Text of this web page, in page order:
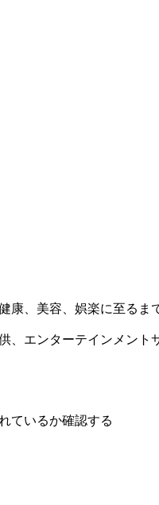
、美容、娯楽に至るま
エンターテインメン
ているか確認する